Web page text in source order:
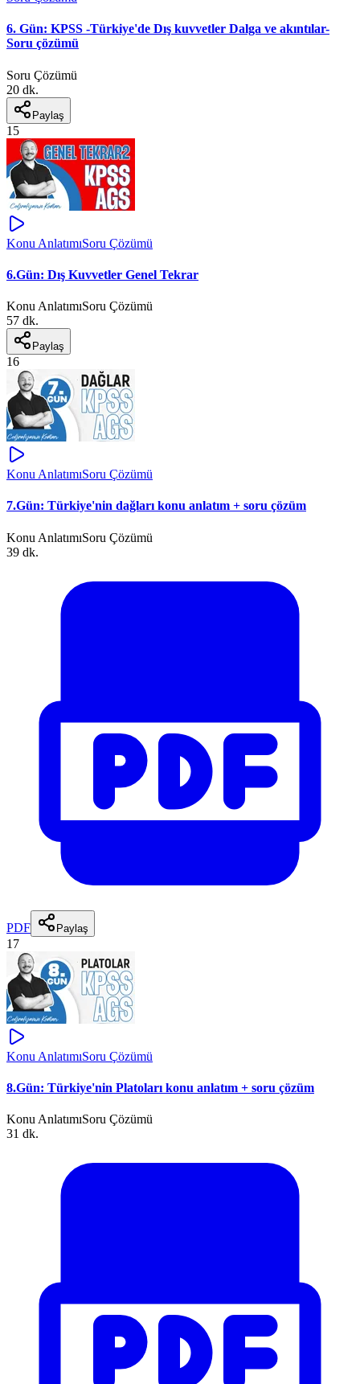
6. Gün: KPSS -Türkiye'de Dış kuvvetler Dalga ve akıntılar-
Soru çözümü
Soru Çözümü
20 dk.
Paylaş
15
Konu AnlatımıSoru Çözümü
6.Gün: Dış Kuvvetler Genel Tekrar
Konu AnlatımıSoru Çözümü
57 dk.
Paylaş
16
Konu AnlatımıSoru Çözümü
7.Gün: Türkiye'nin dağları konu anlatım + soru çözüm
Konu AnlatımıSoru Çözümü
39 dk.
PDF Paylaş
17
Konu AnlatımıSoru Çözümü
8.Gün: Türkiye'nin Platoları konu anlatım + soru çözüm
Konu AnlatımıSoru Çözümü
31 dk.